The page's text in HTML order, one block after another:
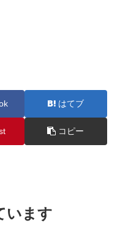
はてブ
コピー
います